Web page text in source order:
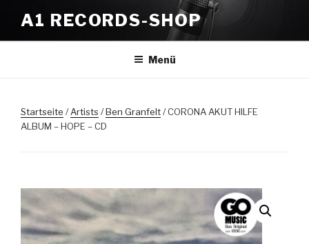
Inhalt
springen
A1 RECORDS-SHOP
Menü
Startseite /Artists /Ben Granfelt/ CORONA AKUT HILFE
ALBUM – HOPE – CD